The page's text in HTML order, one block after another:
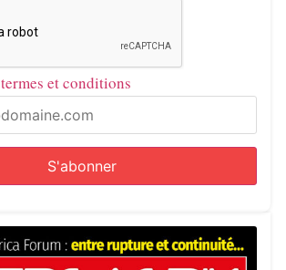
termes et conditions